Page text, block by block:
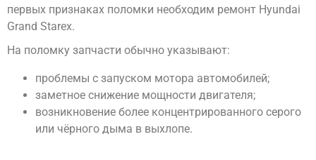
первых признаках поломки необходим ремонт Hyundai
Grand Starex.
На поломку запчасти обычно указывают:
проблемы с запуском мотора автомобилей;
заметное снижение мощности двигателя;
возникновение более концентрированного серого
или чёрного дыма в выхлопе.